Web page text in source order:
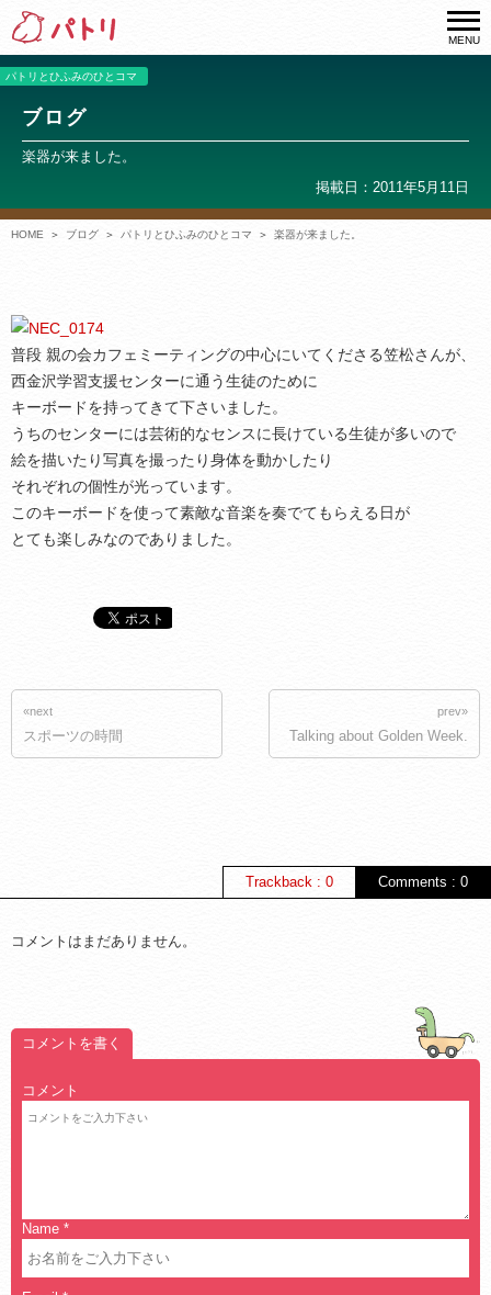
MENU
パトリとひふみのひとコマ
ブログ
楽器が来ました。
掲載日：2011年5月11日
HOME ブログ パトリとひふみのひとコマ 楽器が来ました。
普段 親の会カフェミーティングの中心にいてくださる笠松さんが、
西金沢学習支援センターに通う生徒のために
キーボードを持ってきて下さいました。
うちのセンターには芸術的なセンスに長けている生徒が多いので
絵を描いたり写真を撮ったり身体を動かしたり
それぞれの個性が光っています。
このキーボードを使って素敵な音楽を奏でてもらえる日が
とても楽しみなのでありました。
«next
スポーツの時間
prev»
Talking about Golden Week.
Comments : 0
Trackback : 0
コメントはまだありません。
コメントを書く
コメント
Name *